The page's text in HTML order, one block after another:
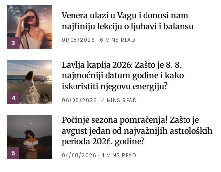
3
Venera ulazi u Vagu i donosi nam
najfiniju lekciju o ljubavi i balansu
01/08/2026 6 MINS READ
4
Lavlja kapija 2026: Zašto je 8. 8.
najmoćniji datum godine i kako
iskoristiti njegovu energiju?
06/08/2026 4 MINS READ
5
Počinje sezona pomračenja! Zašto je
avgust jedan od najvažnijih astroloških
perioda 2026. godine?
04/08/2026 4 MINS READ